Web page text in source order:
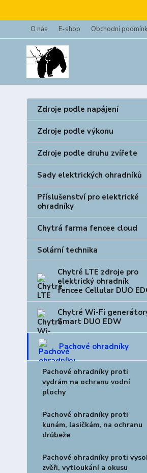
O nás E-shop Obchodní
Zdroje podle napájení
Zdroje podle výkonu
Zdroje podle druhu zvířete
Sady elektrických ohradníků
Příslušenství pro elektrické
ohradníky
Chytrá farma fencee cloud
Solární technika
Chytré LTE zdroje pro
elektrický ohradník
fencee Cellular DUO
Chytré Wi-Fi
Smart DUO EDW
Pachové ohradníky
Pachové ohradníky proti
vydrám na ochranu vodní
plochy
Pachové ohradníky proti
kunám, lasičkám, na ochranu
drůbeže
Pachové ohradníky proti
zvěři, vytloukání a okusu